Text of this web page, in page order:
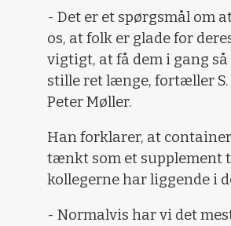
- Det er et spørgsmål om
os, at folk er glade for
vigtigt, at få dem i gang
stille ret længe, fortæller S.
Peter Møller.
Han forklarer, at
tænkt som et supplement
kollegerne har liggende i
- Normalvis har vi det